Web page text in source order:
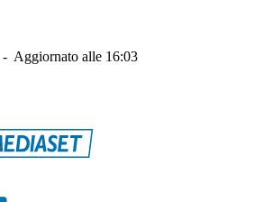
- Aggiornato alle 16:03